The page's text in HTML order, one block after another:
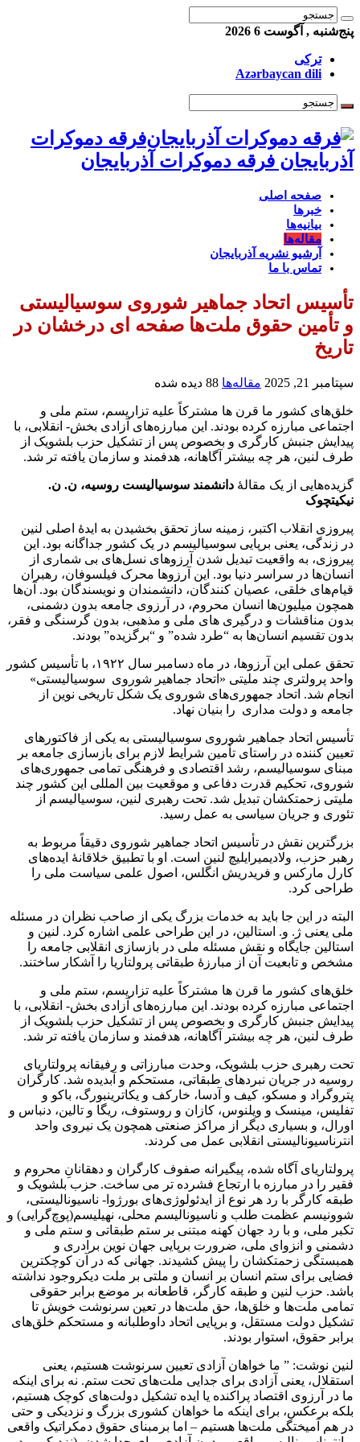
پنج‌شنبه , آگوست 6 2026
ترکی
Azərbaycan dili
فرقه دموکرات
آذربایجان فرقه دموکرات آذربایجان
صفحه اصلی
خبرها
بیانیه‌ها
مقاله‌ها
آرشیو نشریه آذربایجان
تماس با ما
تأسیس اتحاد جماهیر شوروی سوسیالیستی
و تأمین حقوق ملت‌ها صفحه‌ ای درخشان در
تاریخ
سپتامبر 21, 2025 مقاله‌ها 88 دیده شده
خلق‌های کشور ما قرن ها مشترکاً علیه تزاریسم، ستم ملی و
اجتماعی مبارزه کرده بودند. این مبارزه‌های آزادی بخش- انقلابی، با
پیدایش جنبش کارگری و بخصوص پس از تشکیل حزب بلشویک از
طرف لنین، هر چه بیشتر آگاهانه، هدفمند و سازمان یافته تر شد.
گزیده‌هایی از یک مقاله‌ٔ دانشمند سوسیالیست روسیه، ن. ن.
نیکیتچوک
پیروزی انقلاب اکتبر، زمینه ساز تحقق بخشیدن به ایدهٔ اصلی لنین
در زندگی، یعنی برپایی سوسیالیسم در یک کشور جداگانه بود. این
پیروزی، به واقعیت تبدیل شدن آرزوهای نسل‌های بی شماری از
انسان‌ها در سراسر دنیا بود. این آرزوها محرک فیلسوفان، رهبران
قیام‌های خلقی، عصیان کنندگان، دانشمندان و نویسندگان بود. آن‌ها
همچون میلیون‌ها انسان محروم، در آرزوی جامعه بدون دشمنی،
بدون مناقشات و درگیری های ملی و مذهبی، بدون گرسنگی و فقر،
بدون تقسیم انسان‌ها به “طرد شده” و “برگزیده” بودند.
تحقق عملی این آرزوها، در ماه دسامبر سال ۱۹۲۲، با تأسیس کشور
واحد پرولتری چند ملیتی «اتحاد جماهیر شوروی سوسیالیستی»
انجام شد. اتحاد جمهوری‌های شوروی یک شکل تاریخی نوین از
جامعه و دولت مداری را بنیان نهاد.
تأسیس اتحاد جماهیر شوروی سوسیالیستی به یکی از فاکتورهای
تعیین کننده در راستای تأمین شرایط لازم برای بازسازی جامعه بر
مبنای سوسیالیسم، رشد اقتصادی و فرهنگی تمامی جمهوری‌های
شوروی، تحکیم قدرت دفاعی و موقعیت بین المللی این کشور چند
ملیتی زحمتکشان تبدیل شد. تحت رهبری لنین، سوسیالیسم از
تئوری و جریان سیاسی به عمل رسید.
بزرگترین نقش در تأسیس اتحاد جماهیر شوروی دقیقاً مربوط به
رهبر حزب، ولادیمیرایلیچ لنین است. او با تطبیق خلاقانهٔ ایده‌های
کارل مارکس و فریدریش انگلس، اصول علمی سیاست ملی را
طراحی کرد.
البته در این جا باید به خدمات بزرگ یکی از صاحب نظران در مسئله
ملی یعنی ژ. و. استالین، در این طراحی علمی اشاره کرد. لنین و
استالین جایگاه و نقش مسئله ملی در بازسازی انقلابی جامعه را
مشخص و تابعیت آن از مبارزهٔ طبقاتی پرولتاریا را آشکار ساختند.
خلق‌های کشور ما قرن ها مشترکاً علیه تزاریسم، ستم ملی و
اجتماعی مبارزه کرده بودند. این مبارزه‌های آزادی بخش- انقلابی، با
پیدایش جنبش کارگری و بخصوص پس از تشکیل حزب بلشویک از
طرف لنین، هر چه بیشتر آگاهانه، هدفمند و سازمان یافته تر شد.
تحت رهبری حزب بلشویک، وحدت مبارزاتی و رفیقانه پرولتاریای
روسیه در جریان نبردهای طبقاتی، مستحکم و آبدیده شد. کارگران
پتروگراد و مسکو، کیف و آدسا، خارکف و یکاترینبورگ، باکو و
تفلیس، مینسک و ویلنوس، کازان و روستوف، ریگا و تالین، دنباس و
اورال، و بسیاری دیگر از مراکز صنعتی همچون یک نیروی واحد
انترناسیونالیستی انقلابی عمل می کردند.
پرولتاریای آگاه شده، پیگیرانه صفوف کارگران و دهقانانِ محروم و
فقیر را در مبارزه با ارتجاع فشرده تر می ساخت. حزب بلشویک‌ و
طبقه کارگر با رد هر نوع از ایدئولوژی‌های بورژوا- ناسیونالیستی،
شوونیسم عظمت طلب و ناسیونالیسم محلی، نهیلیسم(پوچ‌گرایی) و
تکبر ملی، و با رد جهان کهنه مبتنی بر ستم طبقاتی و ستم ملی و
دشمنی و انزوای ملی، ضرورت برپایی جهان نوین برادری و
همبستگی زحمتکشان را پیش کشیدند. جهانی که در آن کوچکترین
فضایی برای ستم انسان بر انسان و ملتی بر ملت دیکروجود نداشته
باشد. حزب لنین و طبقه کارگر، قاطعانه بر موضع برابر حقوقی
تمامی ملت‌ها و خلق‌ها، حق ملت‌ها در تعین سرنوشت خویش تا
تشکیل دولت مستقل، و برپایی اتحاد داوطلبانه و مستحکم خلق‌های
برابر حقوق، استوار بودند.
لنین نوشت: ” ما خواهان آزادی تعیین سرنوشت هستیم، یعنی
استقلال، یعنی آزادی برای جدایی ملت‌های تحت ستم. نه برای اینکه
ما در آرزوی اقتصاد پراکنده یا ایده تشکیل دولت‌های کوچک هستیم،
بلکه برعکس، برای اینکه ما خواهان کشوری بزرگ و نزدیکی و حتی
در هم آمیختگی ملت‌ها هستیم – اما برمبنای حقوق دمکراتیک واقعی